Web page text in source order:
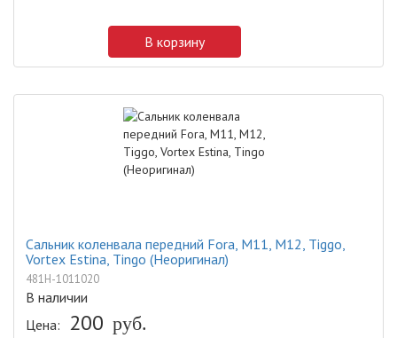
В корзину
Сальник коленвала передний Fora, M11, M12, Tiggo,
Vortex Estina, Tingo (Неоригинал)
481H-1011020
В наличии
Цена: 200 руб.